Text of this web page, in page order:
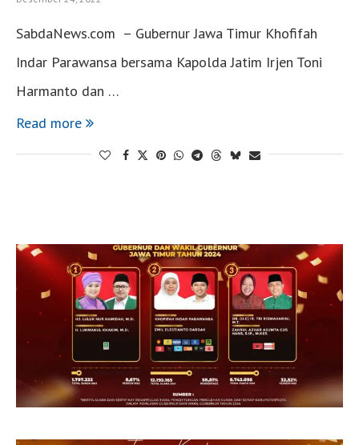
SabdaNews.com – Gubernur Jawa Timur Khofifah
Indar Parawansa bersama Kapolda Jatim Irjen Toni
Harmanto dan …
Read more